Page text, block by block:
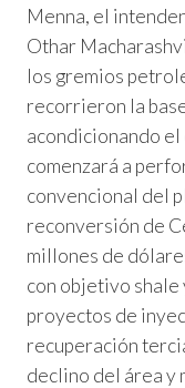
Menna, el
Othar
los gremios
recorrieron la
acondicionando
comenzará a
convencional del
reconversión de
millones de
con objetivo shale
proyectos de
recuperación
declino del área y